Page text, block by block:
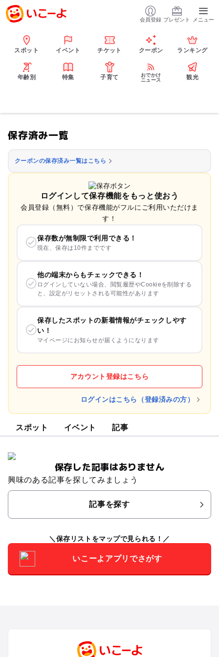
会員登録 プレゼント メニュー
スポット イベント チケット クーポン ランキング
年齢別 特集 子育て
おでかけ
ニュース
観光
保存済み一覧
クーポンの保存済み一覧はこちら
ログインして保存機能をもっと使おう
会員登録（無料）で保存機能がフルにご利用いただけま
す！
保存数が無制限で利用できる！
現在、保存は10件までです
他の端末からもチェックできる！
ログインしていない場合、閲覧履歴やCookieを削除する
と、設定がリセットされる可能性があります
保存したスポットの新着情報がチェックしやす
い！
マイページにお知らせが届くようになります
アカウント登録はこちら
ログインはこちら（登録済みの方）
スポット イベント 記事
保存した記事はありません
興味のある記事を探してみましょう
記事を探す
保存リストをマップで見られる！
いこーよアプリでさがす